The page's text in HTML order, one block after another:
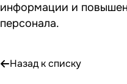
информации и
персонала.
Назад к списку